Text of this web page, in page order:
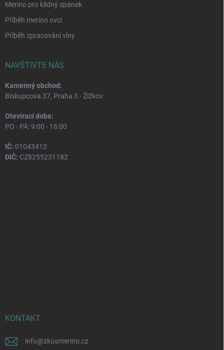
Merino pro klidný spánek
Příběh merino ovcí
Příběh zpracování vlny
NAVŠTIVTE NÁS
Kamenný obchod:
Biskupcova 37, Praha 3 - Žižkov
Otevírací doba:
PO - PÁ: 9:00 - 16:00
IČ: 01043412
DIČ: CZ8255231182
KONTAKT
info@zkusmerino.cz